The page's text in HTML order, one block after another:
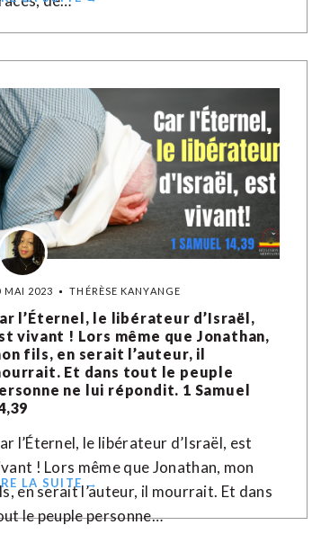
MAI 2023 THÉRÈSE KANYANGE
l’Éternel, le libérateur d’Israël,
vivant ! Lors même que Jonathan,
fils, en serait l’auteur, il
Et dans tout le peuple
ne lui répondit. 1 Samuel
l’Éternel, le libérateur d’Israël, est
! Lors même que Jonathan, mon
en serait l’auteur, il mourrait. Et dans
le peuple personne…
LA SUITE →